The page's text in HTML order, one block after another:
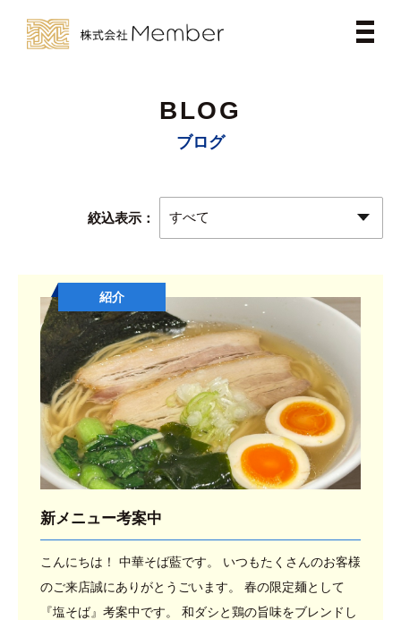
BLOG
ブログ
絞込表示：
紹介
新メニュー考案中
こんにちは！ 中華そば藍です。 いつもたくさんのお客様
のご来店誠にありがとうごいます。 春の限定麺として
『塩そば』考案中です。 和ダシと鶏の旨味をブレンドし